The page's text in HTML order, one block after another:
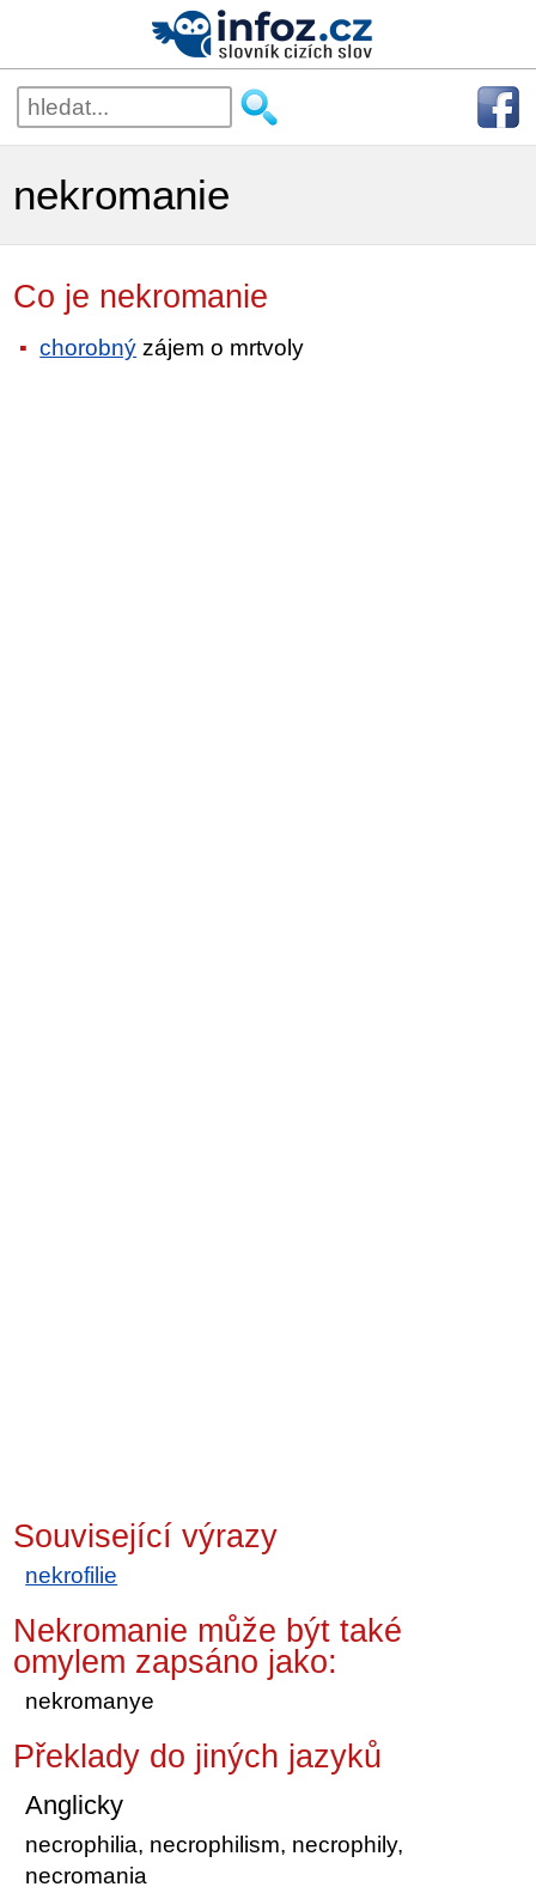
nekromanie
Co je nekromanie
chorobný zájem o mrtvoly
Související výrazy
nekrofilie
Nekromanie může být také
omylem zapsáno jako:
nekromanye
Překlady do jiných jazyků
Anglicky
necrophilia, necrophilism, necrophily,
necromania